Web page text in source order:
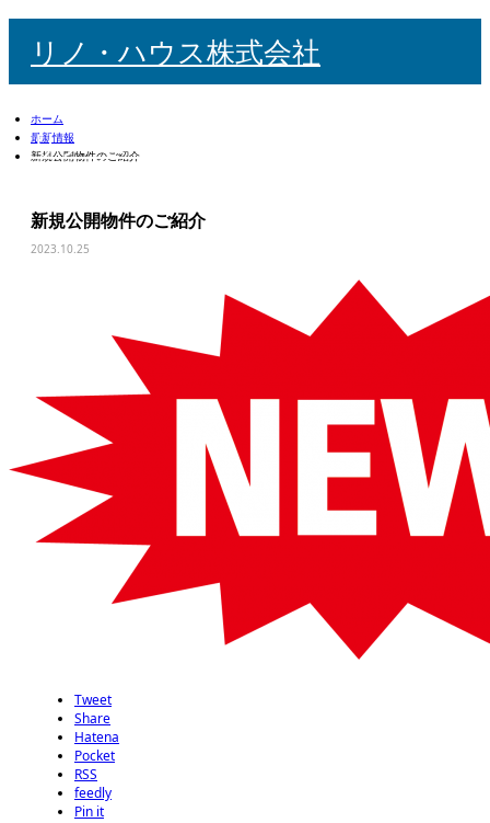
リノ・ハウス株式会社
リノ・ハウス株式会社
ホーム
最新情報
新規公開物件のご紹介
新規公開物件のご紹介
2023.10.25
Tweet
Share
Hatena
Pocket
RSS
feedly
Pin it